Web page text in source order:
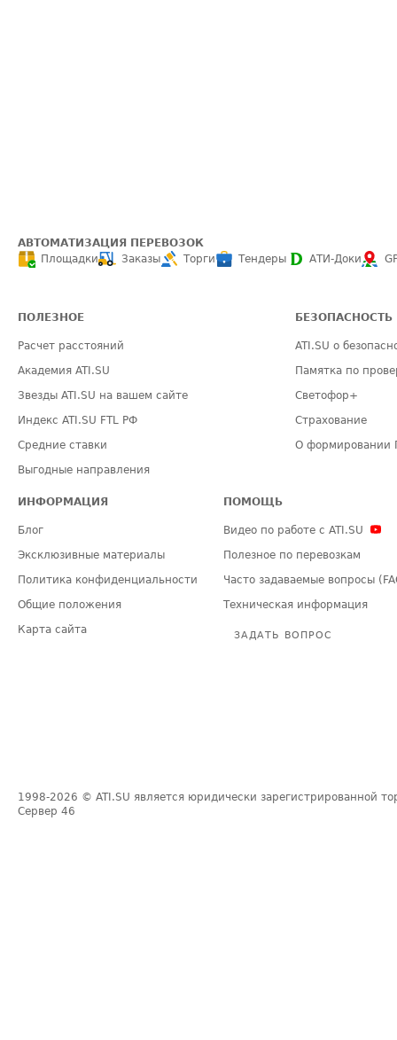
АВТОМАТИЗАЦИЯ ПЕРЕВОЗОК
Площадки
Заказы Торги Тендеры АТИ-Доки
ПОЛЕЗНОЕ
Расчет расстояний
Академия ATI.SU
Звезды ATI.SU на вашем сайте
Индекс ATI.SU FTL РФ
Средние ставки
Выгодные направления
БЕЗОПАСНОСТЬ
ATI.SU о
Памятка по
Светофор+
Страхование
О формировании
ИНФОРМАЦИЯ
Блог
Эксклюзивные материалы
Политика конфиденциальности
Общие положения
Карта сайта
ПОМОЩЬ
Видео по работе с ATI.SU
Полезное по перевозкам
Часто задаваемые вопросы
Техническая информация
ЗАДАТЬ ВОПРОС
1998-2026 © ATI.SU является юридически зарегистрированной
Сервер 46